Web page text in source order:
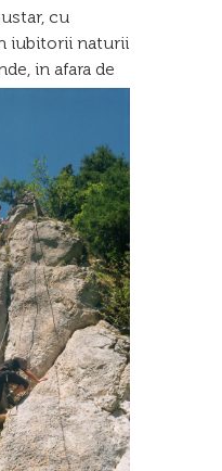
cu
iubitorii naturii
in afara de